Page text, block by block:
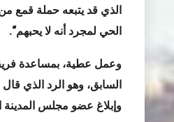
الذي قد يتبعه حملة قمع
الحي لمجرد أنه لا يحبهم“
.
وعمل عطية، بمساعدة
السابق، وهو الرد الذي
وإبلاغ عضو مجلس المدينة